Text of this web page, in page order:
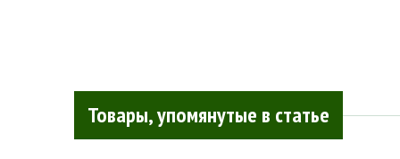
Товары, упомянутые в статье